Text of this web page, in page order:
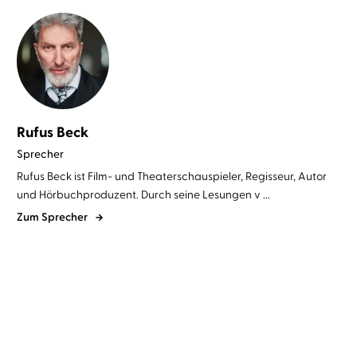
Rufus Beck
Sprecher
Rufus Beck ist Film- und Theaterschauspieler, Regisseur, Autor
und Hörbuchproduzent. Durch seine Lesungen v ...
Zum Sprecher